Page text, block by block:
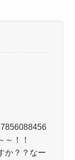
～！！
か？？なー